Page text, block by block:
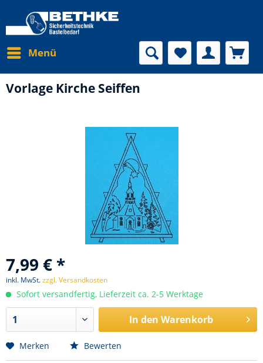
Menü
Vorlage Kirche Seiffen
7,99 € *
inkl. MwSt.zzgl. Versandkosten
Sofort versandfertig, Lieferzeit ca. 2-5 Werktage
In den Warenkorb
Merken Bewerten